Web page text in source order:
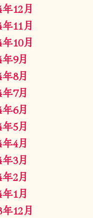
12月
11月
10月
9月
8月
7月
6月
5月
4月
3月
2月
1月
12月